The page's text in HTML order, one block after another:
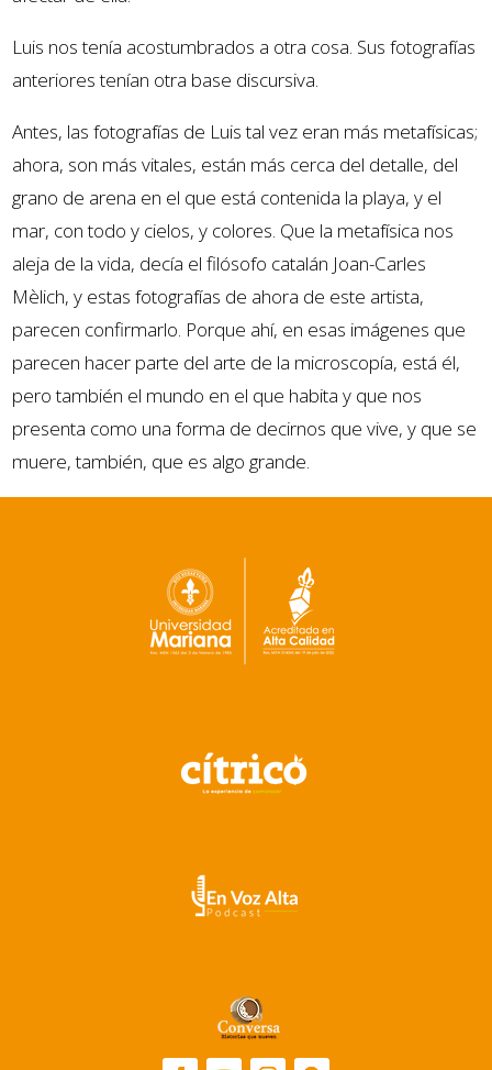
Luis nos tenía acostumbrados a otra cosa. Sus fotografías
anteriores tenían otra base discursiva.
Antes, las fotografías de Luis tal vez eran más metafísicas;
ahora, son más vitales, están más cerca del detalle, del
grano de arena en el que está contenida la playa, y el
mar, con todo y cielos, y colores. Que la metafísica nos
aleja de la vida, decía el filósofo catalán Joan-Carles
Mèlich, y estas fotografías de ahora de este artista,
parecen confirmarlo. Porque ahí, en esas imágenes que
parecen hacer parte del arte de la microscopía, está él,
pero también el mundo en el que habita y que nos
presenta como una forma de decirnos que vive, y que se
muere, también, que es algo grande.